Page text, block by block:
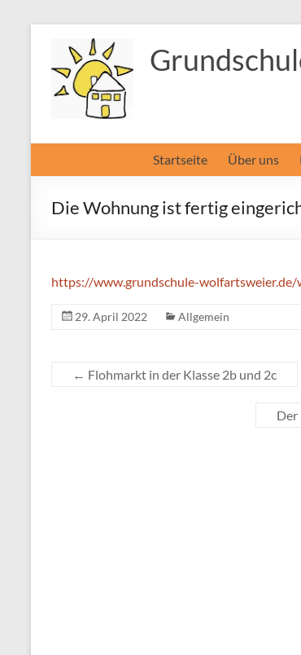
springen
Startseite Über uns
Die Wohnung ist fertig
https://www.grundschule-
29. April 2022 Allgemein
← Flohmarkt in der Klasse 2b und 2c
Der